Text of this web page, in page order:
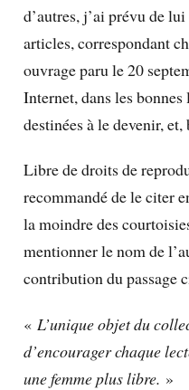
d’autres, j’ai prévu de
articles, correspondant
ouvrage paru le 20
Internet, dans les
destinées à le devenir,
Libre de droits de
recommandé de le citer
la moindre des
mentionner le nom de
contribution du passage
« L’unique objet du
d’encourager chaque
une femme plus libre. »